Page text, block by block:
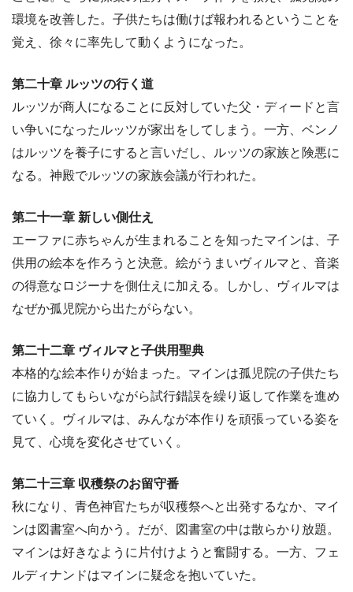
環境を改善した。子供たちは働けば報われるということを
覚え、徐々に率先して動くようになった。
第二十章 ルッツの行く道
ルッツが商人になることに反対していた父・ディードと言
い争いになったルッツが家出をしてしまう。一方、ベンノ
はルッツを養子にすると言いだし、ルッツの家族と険悪に
なる。神殿でルッツの家族会議が行われた。
第二十一章 新しい側仕え
エーファに赤ちゃんが生まれることを知ったマインは、子
供用の絵本を作ろうと決意。絵がうまいヴィルマと、音楽
の得意なロジーナを側仕えに加える。しかし、ヴィルマは
なぜか孤児院から出たがらない。
第二十二章 ヴィルマと子供用聖典
本格的な絵本作りが始まった。マインは孤児院の子供たち
に協力してもらいながら試行錯誤を繰り返して作業を進め
ていく。ヴィルマは、みんなが本作りを頑張っている姿を
見て、心境を変化させていく。
第二十三章 収穫祭のお留守番
秋になり、青色神官たちが収穫祭へと出発するなか、マイ
ンは図書室へ向かう。だが、図書室の中は散らかり放題。
マインは好きなように片付けようと奮闘する。一方、フェ
ルディナンドはマインに疑念を抱いていた。